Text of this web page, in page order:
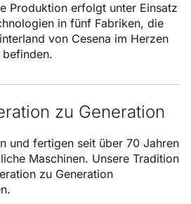
Produktion erfolgt unter Einsatz
in fünf Fabriken, die
von Cesena im Herzen
zu Generation
und fertigen seit über 70 Jahren
Maschinen. Unsere Tradition
zu Generation